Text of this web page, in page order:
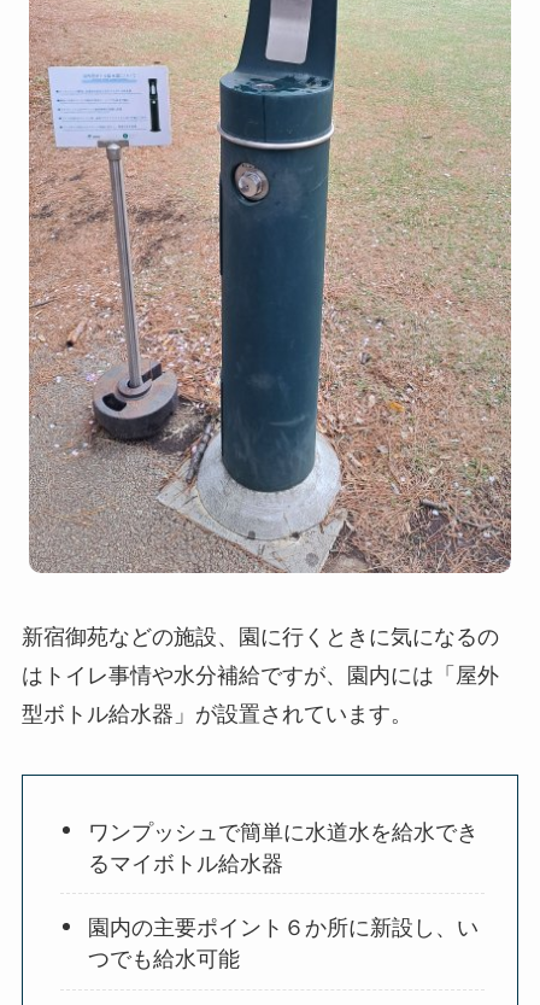
新宿御苑などの施設、園に行くときに気になるの
はトイレ事情や水分補給ですが、園内には「屋外
型ボトル給水器」が設置されています。
ワンプッシュで簡単に水道水を給水でき
るマイボトル給水器
園内の主要ポイント６か所に新設し、い
つでも給水可能